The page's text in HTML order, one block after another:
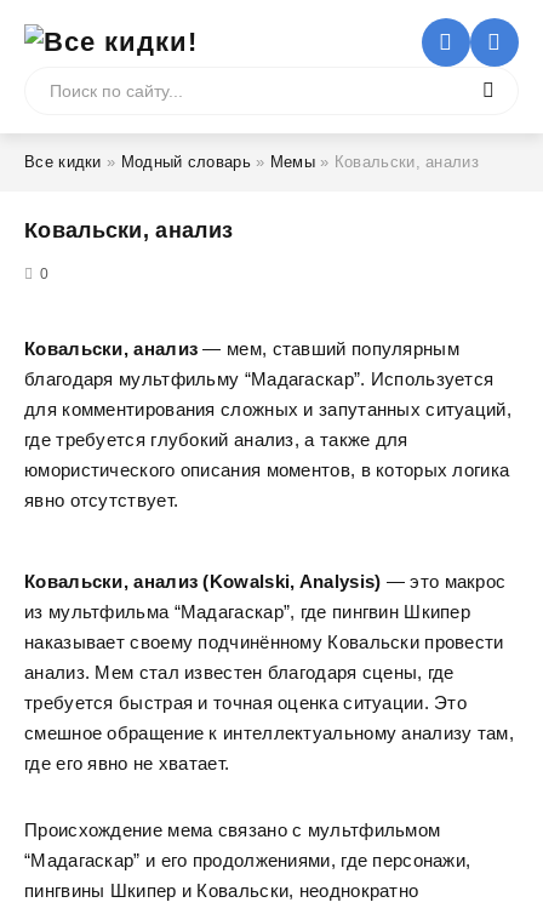
Все кидки » Модный словарь» Мемы» Ковальски, анализ
Ковальски, анализ
0
Ковальски, анализ — мем, ставший популярным
благодаря мультфильму “Мадагаскар”. Используется
для комментирования сложных и запутанных ситуаций,
где требуется глубокий анализ, а также для
юмористического описания моментов, в которых логика
явно отсутствует.
Ковальски, анализ (Kowalski, Analysis) — это макрос
из мультфильма “Мадагаскар”, где пингвин Шкипер
наказывает своему подчинённому Ковальски провести
анализ. Мем стал известен благодаря сцены, где
требуется быстрая и точная оценка ситуации. Это
смешное обращение к интеллектуальному анализу там,
где его явно не хватает.
Происхождение мема связано с мультфильмом
“Мадагаскар” и его продолжениями, где персонажи,
пингвины Шкипер и Ковальски, неоднократно